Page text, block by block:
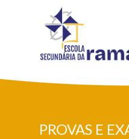
PROVAS E